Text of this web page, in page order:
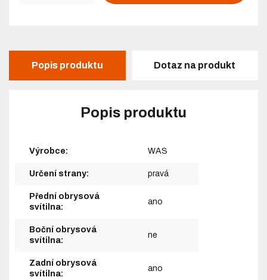
Popis produktu Dotaz na produkt
Popis produktu
Výrobce: WAS
Určení strany: pravá
Přední obrysová
svítilna:
ano
Boční obrysová
svítilna:
ne
Zadní obrysová
svítilna:
ano